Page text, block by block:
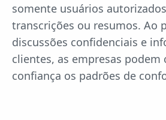
somente usuários
transcrições ou resumos. Ao
discussões confidenciais e
clientes, as empresas podem
confiança os padrões de